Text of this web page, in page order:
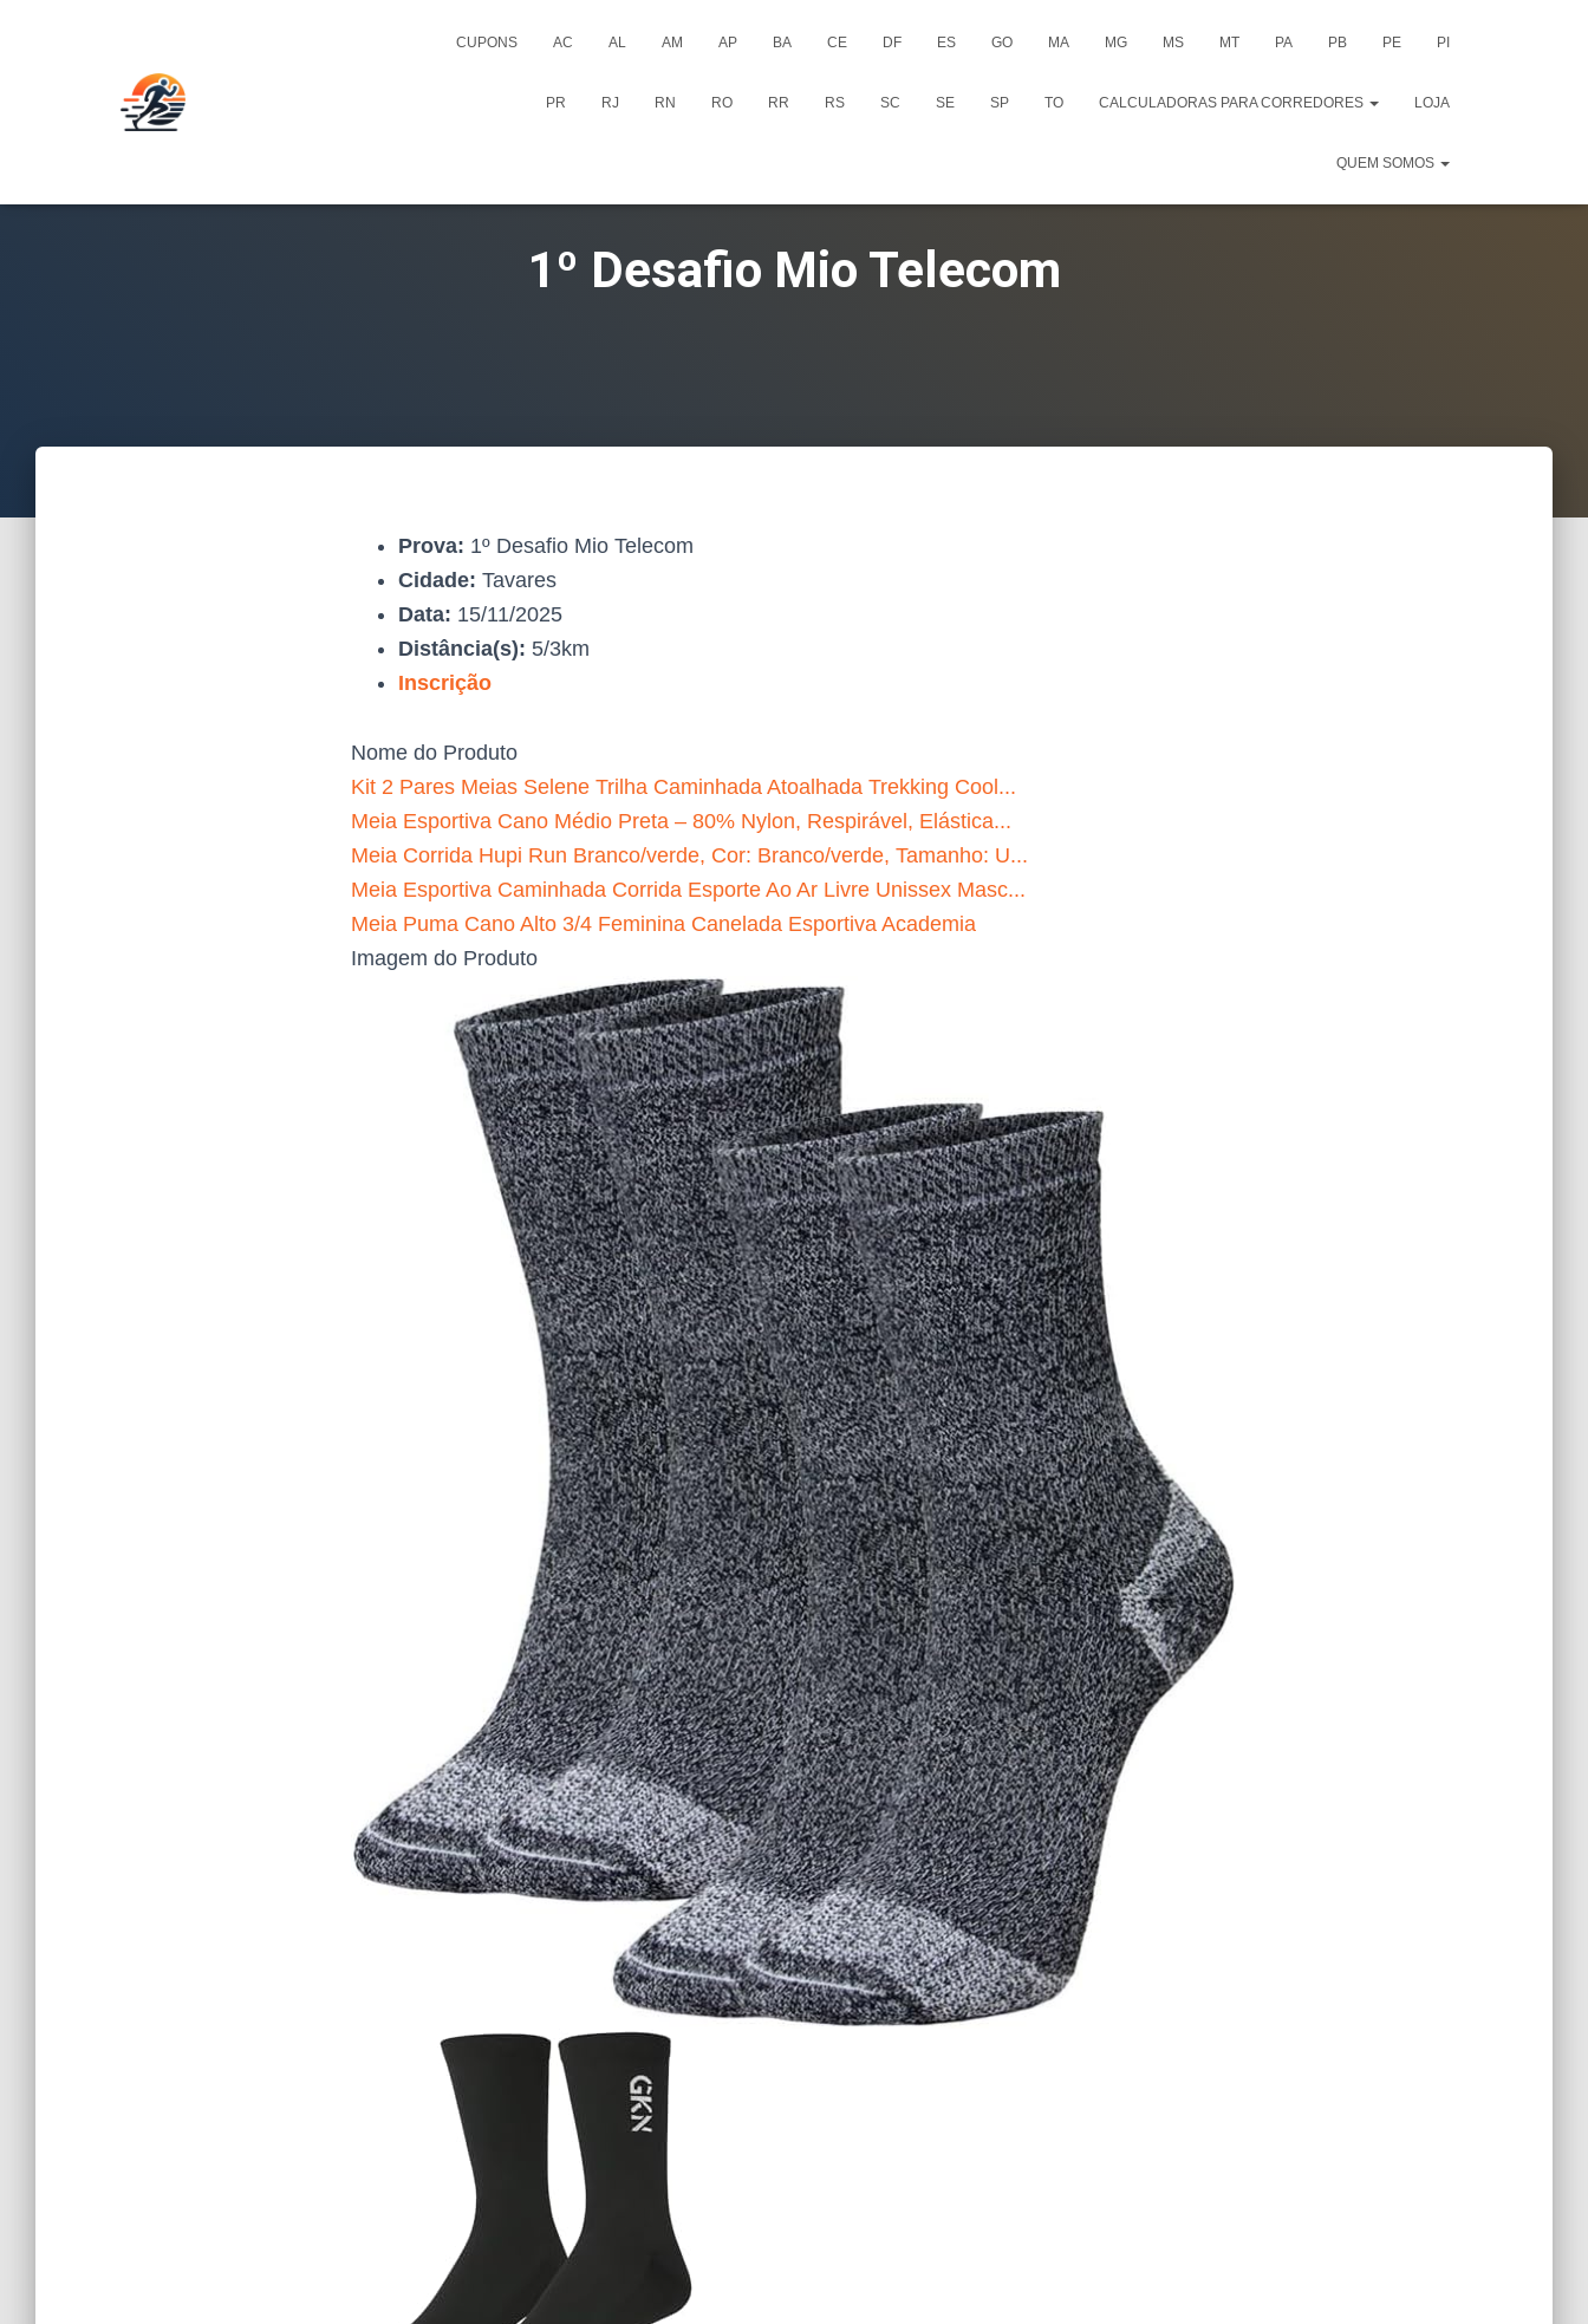
CUPONS AC AL AM AP BA CE DF ES GO MA MG MS MT PA PB PE PI
PR RJ RN RO RR RS SC SE SP TO CALCULADORAS PARA CORREDORES LOJA
QUEM SOMOS
1º Desafio Mio Telecom
Prova: 1º Desafio Mio Telecom
Cidade: Tavares
Data: 15/11/2025
Distância(s): 5/3km
Inscrição
Nome do Produto
Kit 2 Pares Meias Selene Trilha Caminhada Atoalhada Trekking Cool...
Meia Esportiva Cano Médio Preta – 80% Nylon, Respirável, Elástica...
Meia Corrida Hupi Run Branco/verde, Cor: Branco/verde, Tamanho: U...
Meia Esportiva Caminhada Corrida Esporte Ao Ar Livre Unissex Masc...
Meia Puma Cano Alto 3/4 Feminina Canelada Esportiva Academia
Imagem do Produto